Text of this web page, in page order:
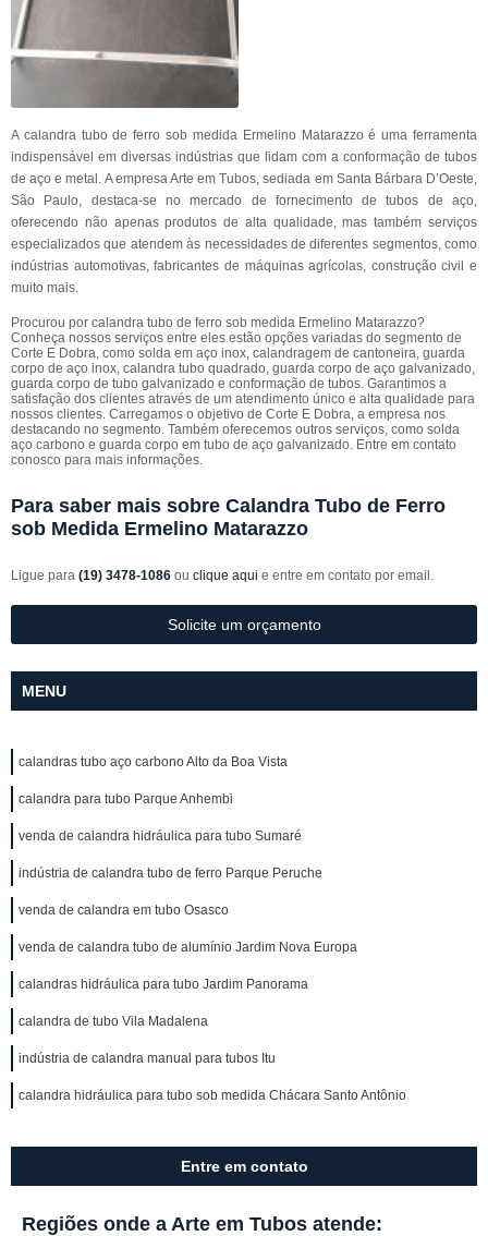
A calandra tubo de ferro sob medida Ermelino Matarazzo é uma ferramenta
indispensável em diversas indústrias que lidam com a conformação de tubos
de aço e metal. A empresa Arte em Tubos, sediada em Santa Bárbara D’Oeste,
São Paulo, destaca-se no mercado de fornecimento de tubos de aço,
oferecendo não apenas produtos de alta qualidade, mas também serviços
especializados que atendem às necessidades de diferentes segmentos, como
indústrias automotivas, fabricantes de máquinas agrícolas, construção civil e
muito mais.
Procurou por calandra tubo de ferro sob medida Ermelino Matarazzo?
Conheça nossos serviços entre eles estão opções variadas do segmento de
Corte E Dobra, como solda em aço inox, calandragem de cantoneira, guarda
corpo de aço inox, calandra tubo quadrado, guarda corpo de aço galvanizado,
guarda corpo de tubo galvanizado e conformação de tubos. Garantimos a
satisfação dos clientes através de um atendimento único e alta qualidade para
nossos clientes. Carregamos o objetivo de Corte E Dobra, a empresa nos
destacando no segmento. Também oferecemos outros serviços, como solda
aço carbono e guarda corpo em tubo de aço galvanizado. Entre em contato
conosco para mais informações.
Para saber mais sobre Calandra Tubo de Ferro
sob Medida Ermelino Matarazzo
Ligue para (19) 3478-1086 ou clique aqui e entre em contato por email.
Solicite um orçamento
MENU
calandras tubo aço carbono Alto da Boa Vista
calandra para tubo Parque Anhembi
venda de calandra hidráulica para tubo Sumaré
indústria de calandra tubo de ferro Parque Peruche
venda de calandra em tubo Osasco
venda de calandra tubo de alumínio Jardim Nova Europa
calandras hidráulica para tubo Jardim Panorama
calandra de tubo Vila Madalena
indústria de calandra manual para tubos Itu
calandra hidráulica para tubo sob medida Chácara Santo Antônio
Entre em contato
Regiões onde a Arte em Tubos atende: